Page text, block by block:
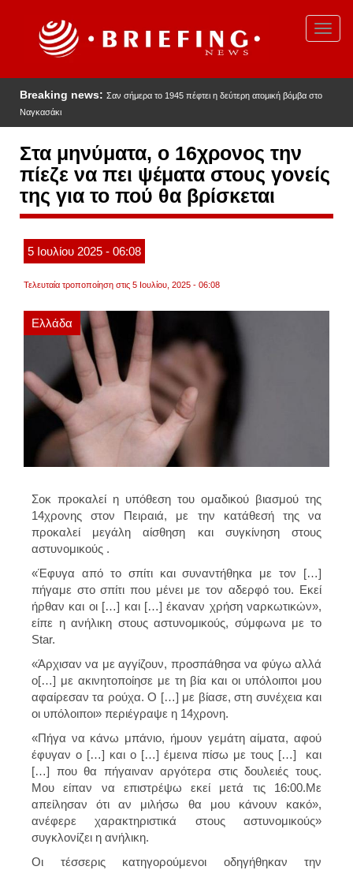
Breaking news: Σαν σήμερα το 1945 πέφτει η δεύτερη ατομική βόμβα στο
Ναγκασάκι
Στα μηνύματα, ο 16χρονος την
πίεζε να πει ψέματα στους γονείς
της για το πού θα βρίσκεται
5 Ιουλίου 2025 - 06:08
Τελευταία τροποποίηση στις 5 Ιουλίου, 2025 - 06:08
Ελλάδα
Σοκ προκαλεί η υπόθεση του ομαδικού βιασμού της
14χρονης στον Πειραιά, με την κατάθεσή της να
προκαλεί μεγάλη αίσθηση και συγκίνηση στους
αστυνομικούς .
«Έφυγα από το σπίτι και συναντήθηκα με τον […]
πήγαμε στο σπίτι που μένει με τον αδερφό του. Εκεί
ήρθαν και οι […] και […] έκαναν χρήση ναρκωτικών»,
είπε η ανήλικη στους αστυνομικούς, σύμφωνα με το
Star.
«Άρχισαν να με αγγίζουν, προσπάθησα να φύγω αλλά
ο[…] με ακινητοποίησε με τη βία και οι υπόλοιποι μου
αφαίρεσαν τα ρούχα. Ο […] με βίασε, στη συνέχεια και
οι υπόλοιποι» περιέγραψε η 14χρονη.
«Πήγα να κάνω μπάνιο, ήμουν γεμάτη αίματα, αφού
έφυγαν ο […] και ο […] έμεινα πίσω με τους […] και
[…] που θα πήγαιναν αργότερα στις δουλειές τους.
Μου είπαν να επιστρέψω εκεί μετά τις 16:00.Με
απείλησαν ότι αν μιλήσω θα μου κάνουν κακό»,
ανέφερε χαρακτηριστικά στους αστυνομικούς»
συγκλονίζει η ανήλικη.
Οι τέσσερις κατηγορούμενοι οδηγήθηκαν την